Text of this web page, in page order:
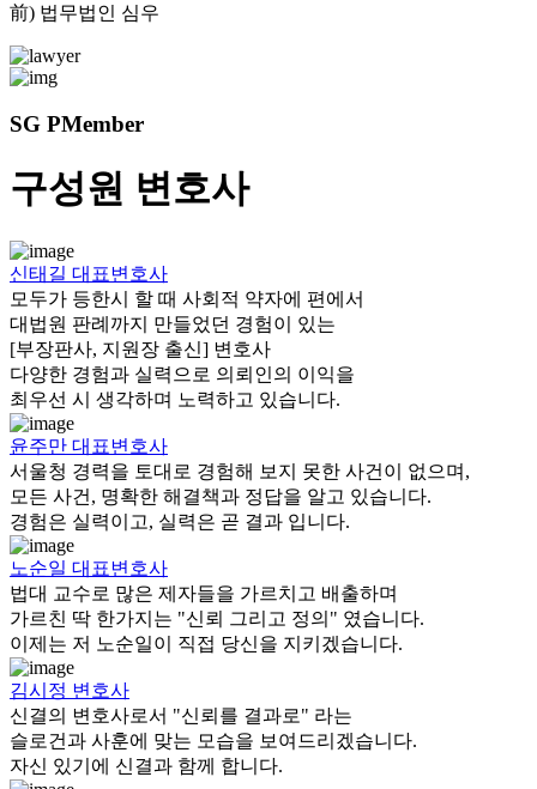
前) 법무법인 심우
SG PMember
구성원 변호사
신태길 대표변호사
모두가 등한시 할 때 사회적 약자에 편에서
대법원 판례까지 만들었던 경험이 있는
[부장판사, 지원장 출신] 변호사
다양한 경험과 실력으로 의뢰인의 이익을
최우선 시 생각하며 노력하고 있습니다.
윤주만 대표변호사
서울청 경력을 토대로 경험해 보지 못한 사건이 없으며,
모든 사건, 명확한 해결책과 정답을 알고 있습니다.
경험은 실력이고, 실력은 곧 결과 입니다.
노순일 대표변호사
법대 교수로 많은 제자들을 가르치고 배출하며
가르친 딱 한가지는 "신뢰 그리고 정의" 였습니다.
이제는 저 노순일이 직접 당신을 지키겠습니다.
김시정 변호사
신결의 변호사로서 "신뢰를 결과로" 라는
슬로건과 사훈에 맞는 모습을 보여드리겠습니다.
자신 있기에 신결과 함께 합니다.